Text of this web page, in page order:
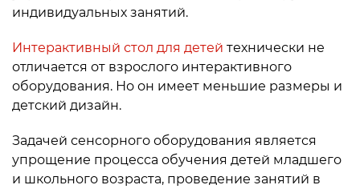
индивидуальных занятий.
Интерактивный стол для детей технически не
отличается от взрослого интерактивного
оборудования. Но он имеет меньшие размеры и
детский дизайн.
Задачей сенсорного оборудования является
упрощение процесса обучения детей младшего
и школьного возраста, проведение занятий в